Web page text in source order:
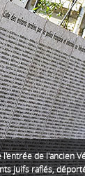
de l'ancien
juifs raflés,